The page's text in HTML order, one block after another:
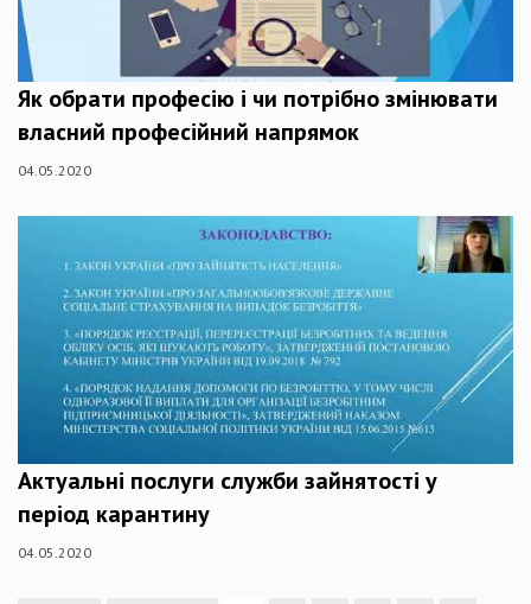
Як обрати професію і чи потрібно змінювати
власний професійний напрямок
04.05.2020
Актуальні послуги служби зайнятості у
період карантину
04.05.2020